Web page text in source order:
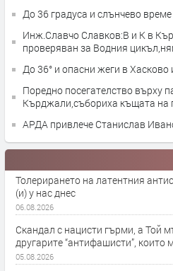
До 36 градуса и слънчево
Инж.Славчо Славков:В и К в
проверяван за Водния
До 36° и опасни жеги в Хасково
Поредно посегателство върху
Кърджали,събориха къщата на
АРДА привлече Станислав
Толерирането на латентния
(и) у нас днес
06.08.2026
Скандал с нацисти гърми, а Той
другарите “антифашисти”, които
05.08.2026